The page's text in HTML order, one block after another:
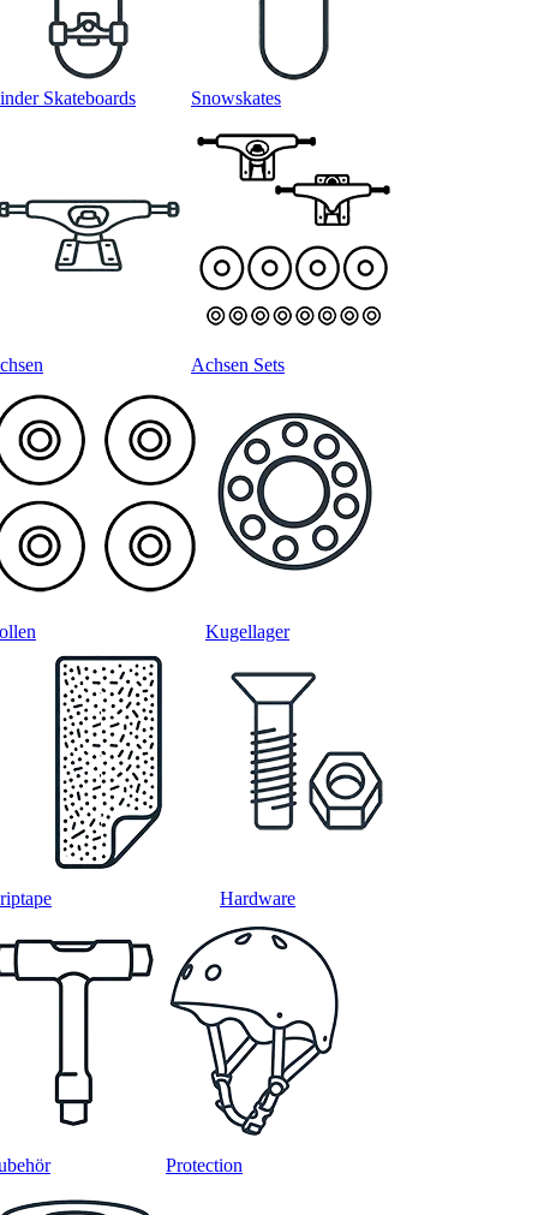
Skateboards Snowskates
Achsen Sets
Kugellager
Hardware
Protection